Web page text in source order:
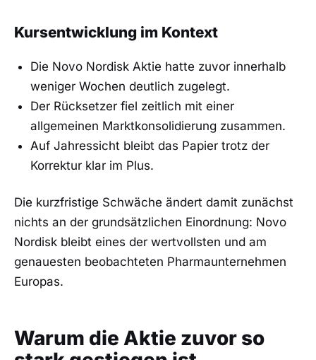
Kursentwicklung im Kontext
Die Novo Nordisk Aktie hatte zuvor innerhalb
weniger Wochen deutlich zugelegt.
Der Rücksetzer fiel zeitlich mit einer
allgemeinen Marktkonsolidierung zusammen.
Auf Jahressicht bleibt das Papier trotz der
Korrektur klar im Plus.
Die kurzfristige Schwäche ändert damit zunächst
nichts an der grundsätzlichen Einordnung: Novo
Nordisk bleibt eines der wertvollsten und am
genauesten beobachteten Pharmaunternehmen
Europas.
Warum die Aktie zuvor so